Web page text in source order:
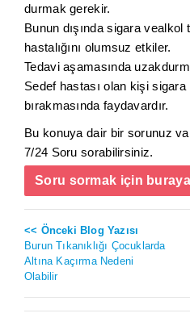
durmak gerekir.
Bunun dışında sigara
hastalığını olumsuz etkiler.
Tedavi aşamasında
Sedef hastası olan kişi sigara
bırakmasında faydavardır.
Bu konuya dair bir sorunuz
7/24 Soru sorabilirsiniz.
Soru sormak için buraya
<< Önceki Blog Yazısı
Burun Tıkanıklığı Çocuklarda
Altına Kaçırma Nedeni
Olabilir